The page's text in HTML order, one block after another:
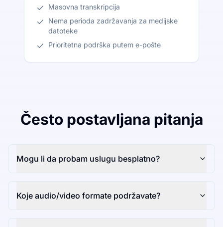
Masovna transkripcija
Nema perioda zadržavanja za medijske
datoteke
Prioritetna podrška putem e-pošte
Često postavljana pitanja
Mogu li da probam uslugu besplatno?
Koje audio/video formate podržavate?